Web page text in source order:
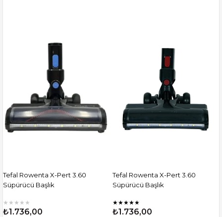
Tefal Rowenta X-Pert 3.60
Süpürücü Başlık
★ ★ ★ ★ ★
₺1.736,00
Tefal Rowenta X-Pert 3.60
Süpürücü Başlık
★★★★★
₺1.736,00